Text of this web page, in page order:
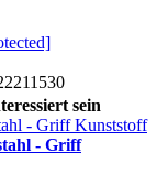
sein
- Griff